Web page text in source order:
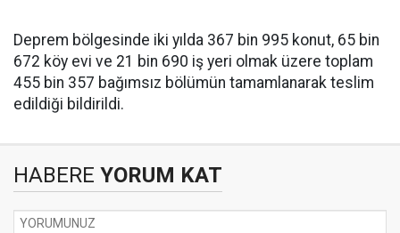
Deprem bölgesinde iki yılda 367 bin 995 konut, 65 bin
672 köy evi ve 21 bin 690 iş yeri olmak üzere toplam
455 bin 357 bağımsız bölümün tamamlanarak teslim
edildiği bildirildi.
HABERE YORUM KAT